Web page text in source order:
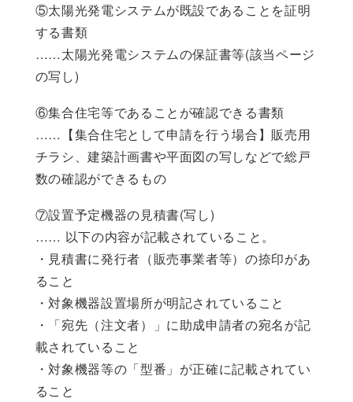
⑤太陽光発電システムが既設であることを証明
する書類
……太陽光発電システムの保証書等(該当ページ
の写し)
⑥集合住宅等であることが確認できる書類
……【集合住宅として申請を行う場合】販売用
チラシ、建築計画書や平面図の写しなどで総戸
数の確認ができるもの
⑦設置予定機器の見積書(写し)
…… 以下の内容が記載されていること。
・見積書に発行者（販売事業者等）の捺印があ
ること
・対象機器設置場所が明記されていること
・「宛先（注文者）」に助成申請者の宛名が記
載されていること
・対象機器等の「型番」が正確に記載されてい
ること